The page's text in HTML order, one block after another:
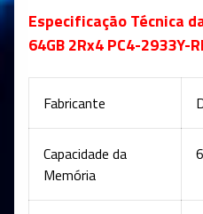
Especificação Técnica
64GB 2Rx4 PC4-2933Y-
Fabricante
Capacidade da
Memória